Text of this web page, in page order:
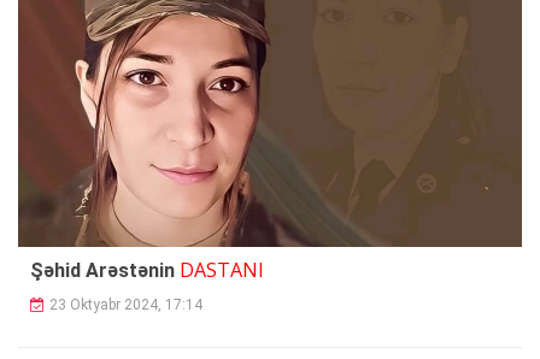
Şəhid Arəstənin DASTANI
23 Oktyabr 2024, 17:14